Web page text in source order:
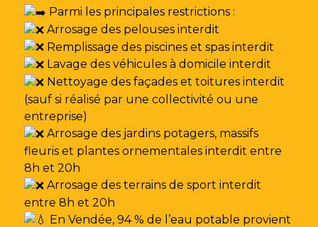
Parmi les principales restrictions :
Arrosage des pelouses interdit
Remplissage des piscines et spas interdit
Lavage des véhicules à domicile interdit
Nettoyage des façades et toitures interdit
(sauf si réalisé par une collectivité ou une
entreprise)
Arrosage des jardins potagers, massifs
fleuris et plantes ornementales interdit entre
8h et 20h
Arrosage des terrains de sport interdit
entre 8h et 20h
En Vendée, 94 % de l’eau potable provient